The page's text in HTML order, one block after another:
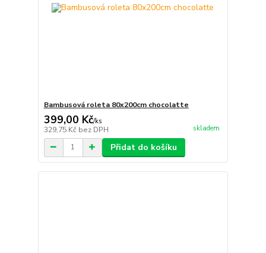
Bambusová roleta 80x200cm chocolatte
399,00 Kč/ks
329,75 Kč bez DPH skladem
Přidat do košíku